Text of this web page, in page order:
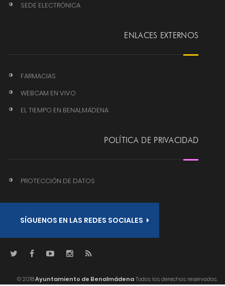
SEDE ELECTRÓNICA
ENLACES EXTERNOS
FARMACIAS
WEBCAM EN VIVO
EL TIEMPO EN BENALMÁDENA
POLÍTICA DE PRIVACIDAD
PROTECCIÓN DE DATOS
SÍGUENOS EN LAS REDES SOCIALES
© 2018Ayuntamiento de BenalmádenaTodos los derechos reservados.